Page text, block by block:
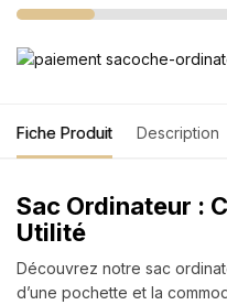
Fiche Produit Description
Sac Ordinateur :
Utilité
Découvrez notre sac
d’une pochette et la